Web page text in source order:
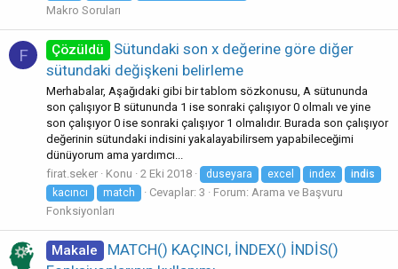
Makro Soruları
F Çözüldü
Sütundaki son x değerine göre diğer
sütundaki değişkeni belirleme
Merhabalar, Aşağıdaki gibi bir tablom sözkonusu, A sütununda
son çalışıyor B sütununda 1 ise sonraki çalışıyor 0 olmalı ve yine
son çalışıyor 0 ise sonraki çalışıyor 1 olmalıdır. Burada son çalışıyor
değerinin sütundaki indisini yakalayabilirsem yapabileceğimi
dünüyorum ama yardımcı...
firat.seker
Konu 2 Eki 2018 duseyara excel index
indis
kacıncı
match Cevaplar: 3 Forum: Arama ve Başvuru
Fonksiyonları
Makale
MATCH() KAÇINCI, İNDEX() İNDİS()